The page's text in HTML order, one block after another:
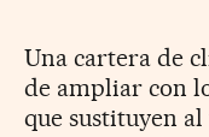
Una cartera de
de ampliar con
que sustituyen